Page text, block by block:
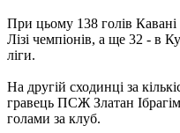
При цьому 138 голів Кавані
Лізі чемпіонів, а ще 32 - в
ліги.
На другій сходинці за
гравець ПСЖ Златан
голами за клуб.